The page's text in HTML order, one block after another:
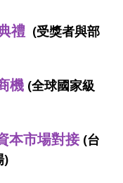
禮 (受獎者與部
機 (全球國家級
本市場對接 (台
)